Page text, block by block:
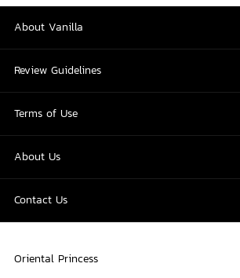
About Vanilla
Review Guidelines
Terms of Use
About Us
Contact Us
Oriental Princess